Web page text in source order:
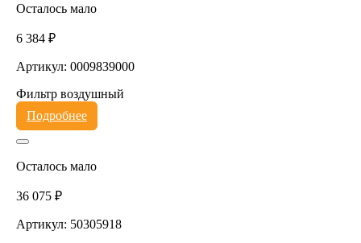
Осталось мало
6 384 ₽
Артикул: 0009839000
Фильтр воздушный
Подробнее
Осталось мало
36 075 ₽
Артикул: 50305918